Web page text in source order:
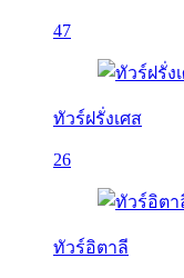
47
ทัวร์ฝรั่งเศส
26
ทัวร์อิตาลี